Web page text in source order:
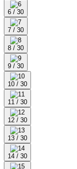
6 / 30
7 / 30
8 / 30
9 / 30
10 / 30
11 / 30
12 / 30
13 / 30
14 / 30